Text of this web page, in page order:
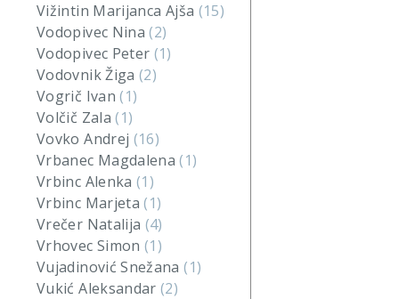
Vižintin Marijanca Ajša (15)
Vodopivec Nina(2)
Vodopivec Peter (1)
Vodovnik Žiga(2)
Vogrič Ivan(1)
Volčič Zala(1)
Vovko Andrej (16)
Vrbanec Magdalena(1)
Vrbinc Alenka(1)
Vrbinc Marjeta(1)
Vrečer Natalija (4)
Vrhovec Simon(1)
Vujadinović Snežana(1)
Vukić Aleksandar(2)